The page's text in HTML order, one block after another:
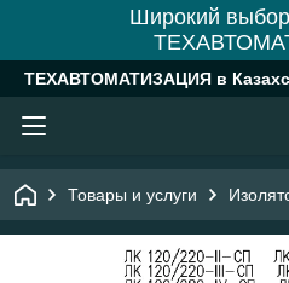
Широкий
ТЕХАВТОМАТИЗАЦИЯ в
Товары и услуги